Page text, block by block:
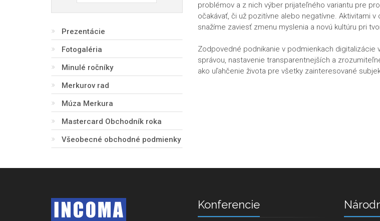
Prezentácie
Fotogaléria
Minulé ročníky
Merkurov rad
Múza Merkura
Mastercard Obchodník roka
Všeobecné obchodné podmienky
problémov a z nich výber prijateľného variantu pre
očakávať, či už pozitívne alebo negatívne. Aktivitami
snažíme zaviesť zmenu myslenia a novú kultúru pri
Zodpovedné podnikanie v podmienkach
správou, nastavenie transparentnejších a
ako uľahčenie života pre všetky zainteresované
Konferencie